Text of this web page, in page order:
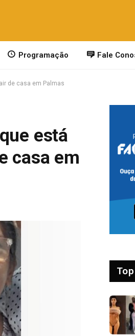
Programação Fale
de casa em Palmas
está
casa em